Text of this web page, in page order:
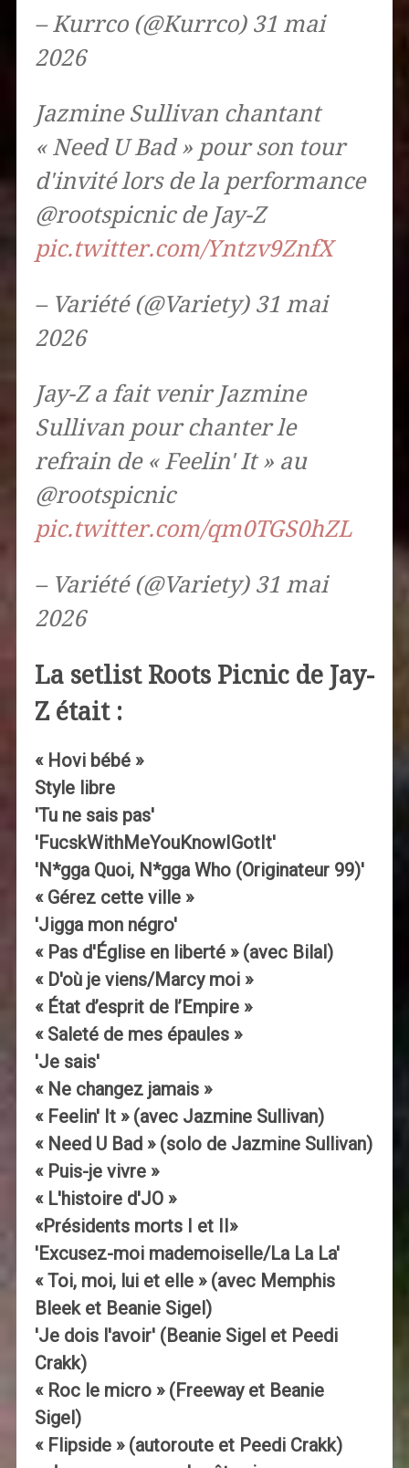
– Kurrco (@Kurrco) 31 mai
2026
Jazmine Sullivan chantant
« Need U Bad » pour son tour
d'invité lors de la performance
@rootspicnic de Jay-Z
pic.twitter.com/Yntzv9ZnfX
– Variété (@Variety) 31 mai
2026
Jay-Z a fait venir Jazmine
Sullivan pour chanter le
refrain de « Feelin' It » au
@rootspicnic
pic.twitter.com/qm0TGS0hZL
– Variété (@Variety) 31 mai
2026
La setlist Roots Picnic de Jay-
Z était :
« Hovi bébé »
Style libre
'Tu ne sais pas'
'FucskWithMeYouKnowIGotIt'
'N*gga Quoi, N*gga Who (Originateur 99)'
« Gérez cette ville »
'Jigga mon négro'
« Pas d'Église en liberté » (avec Bilal)
« D'où je viens/Marcy moi »
« État d’esprit de l’Empire »
« Saleté de mes épaules »
'Je sais'
« Ne changez jamais »
« Feelin' It » (avec Jazmine Sullivan)
« Need U Bad » (solo de Jazmine Sullivan)
« Puis-je vivre »
« L'histoire d'JO »
«Présidents morts I et II»
'Excusez-moi mademoiselle/La La La'
« Toi, moi, lui et elle » (avec Memphis
Bleek et Beanie Sigel)
'Je dois l'avoir' (Beanie Sigel et Peedi
Crakk)
« Roc le micro » (Freeway et Beanie
Sigel)
« Flipside » (autoroute et Peedi Crakk)